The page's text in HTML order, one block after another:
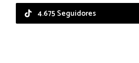
4.675 Seguidores